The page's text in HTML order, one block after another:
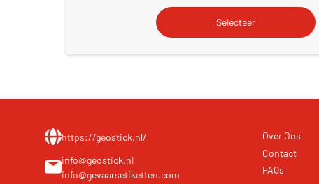
https://geostick.nl/
info@geostick.nl
info@gevaarsetiketten.com
Over Ons
Contact
FAQs